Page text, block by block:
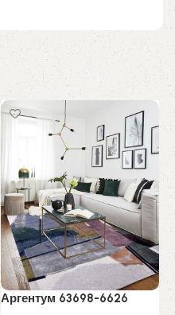
Аргентум 63698-6626